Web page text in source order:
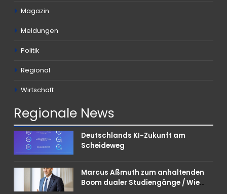
Magazin
Meldungen
Politik
Regional
Wirtschaft
Regionale News
Deutschlands KI-Zukunft am
Scheideweg
Marcus Aßmuth zum anhaltenden
Boom dualer Studiengänge / Wie